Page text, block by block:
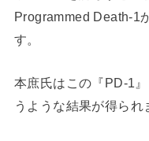
Programmed Death-1
す。
本庶氏はこの『PD-1
うような結果が得られ